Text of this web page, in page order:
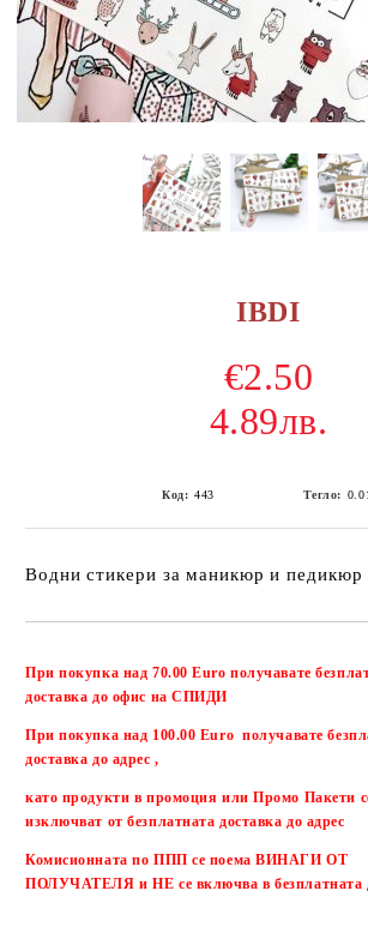
IBDI
€2.50
4.89лв.
Код: 443 Тегло:
Водни стикери за маникюр и педикюр
При покупка над 70.00 Euro получавате
доставка до офис на СПИДИ
При покупка над 100.00 Euro получавате
доставка до адрес ,
като продукти в промоция или Промо Пакети
изключват от безплатната доставка до адрес
Комисионната по ППП се поема ВИНАГИ ОТ
ПОЛУЧАТЕЛЯ и НЕ се включва в безплатната